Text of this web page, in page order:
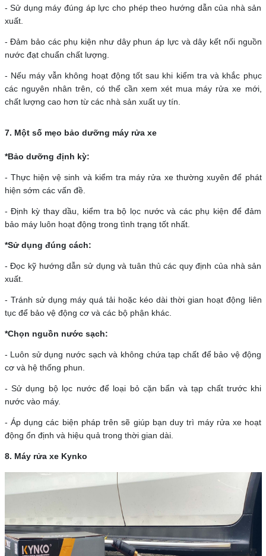
- Sử dụng máy đúng áp lực cho phép theo hướng dẫn của nhà sản
xuất.
- Đảm bảo các phụ kiện như dây phun áp lực và dây kết nối nguồn
nước đạt chuẩn chất lượng.
- Nếu máy vẫn không hoạt động tốt sau khi kiểm tra và khắc phục
các nguyên nhân trên, có thể cần xem xét mua máy rửa xe mới,
chất lượng cao hơn từ các nhà sản xuất uy tín.
7. Một số mẹo bảo dưỡng máy rửa xe
*Bảo dưỡng định kỳ:
- Thực hiện vệ sinh và kiểm tra máy rửa xe thường xuyên để phát
hiện sớm các vấn đề.
- Định kỳ thay dầu, kiểm tra bộ lọc nước và các phụ kiện để đảm
bảo máy luôn hoạt động trong tình trạng tốt nhất.
*Sử dụng đúng cách:
- Đọc kỹ hướng dẫn sử dụng và tuân thủ các quy định của nhà sản
xuất.
- Tránh sử dụng máy quá tải hoặc kéo dài thời gian hoạt động liên
tục để bảo vệ động cơ và các bộ phận khác.
*Chọn nguồn nước sạch:
- Luôn sử dụng nước sạch và không chứa tạp chất để bảo vệ động
cơ và hệ thống phun.
- Sử dụng bộ lọc nước để loại bỏ cặn bẩn và tạp chất trước khi
nước vào máy.
- Áp dụng các biện pháp trên sẽ giúp bạn duy trì máy rửa xe hoạt
động ổn định và hiệu quả trong thời gian dài.
8. Máy rửa xe Kynko